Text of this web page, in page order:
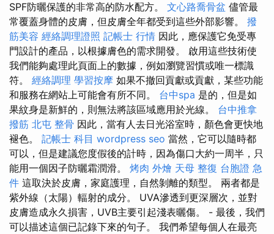
SPF防曬保護的非常高的防水配方。 文心路喬骨盆 儘管最
常覆蓋身體的皮膚，但皮膚全年都受到這些外部影響。 撥
筋美容 經絡調理證照 記帳士 行情 因此，應保護它免受專
門設計的產品，以根據膚色的需求開發。 啟用這些技術使
我們能夠處理此頁面上的數據，例如瀏覽習慣或唯一標識
符。 經絡調理 學習按摩 如果不撤回貢獻或貢獻，某些功能
和服務在網站上可能會有所不同。 台中spa 是的，但是如
果紋身是新鮮的，則無法將該區域應用於光線。 台中推拿
撥筋 北屯 整骨 因此，當有人去日光浴室時，顏色會更快地
褪色。 記帳士 科目 wordpress seo 當然，它可以隨時都
可以，但是建議您度假後的計時，因為傷口大約一周半，只
能用一個因子防曬霜潤滑。 烤肉 外燴 天母 整復 台胞證 急
件 這取決於皮膚，家庭護理，自然剝離的類型。 兩者都是
紫外線（太陽）輻射的成分。 UVA滲透到更深層次，並對
皮膚造成永久損害，UVB主要引起淺表曬傷。 - 最後，我們
可以描述這個已記錄下來的句子。 我們希望每個人在最亮